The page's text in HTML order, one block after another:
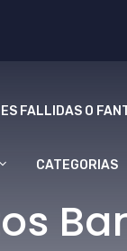
FALLIDAS O
CATEGORIAS